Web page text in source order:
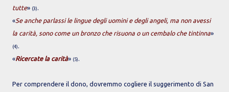
tutte» (3)
«Se anche parlassi le lingue degli uomini e degli angeli, ma non avessi
la carità, sono come un bronzo che risuona o un cembalo che tintinna»
(4)
«Ricercate la carità» (5)
Per comprendere il dono, dovremmo cogliere il suggerimento di San